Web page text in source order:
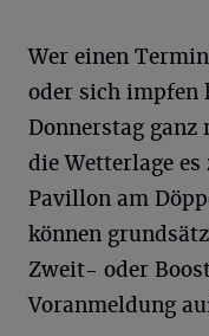
Wer einen
oder sich impfen
Donnerstag
die Wetterlage
Pavillon am
können
Zweit- oder
Voranmeldung